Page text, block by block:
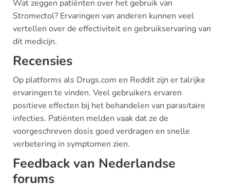
Wat zeggen patiënten over het gebruik van
Stromectol? Ervaringen van anderen kunnen veel
vertellen over de effectiviteit en gebruikservaring van
dit medicijn.
Recensies
Op platforms als Drugs.com en Reddit zijn er talrijke
ervaringen te vinden. Veel gebruikers ervaren
positieve effecten bij het behandelen van parasitaire
infecties. Patiënten melden vaak dat ze de
voorgeschreven dosis goed verdragen en snelle
verbetering in symptomen zien.
Feedback van Nederlandse
forums